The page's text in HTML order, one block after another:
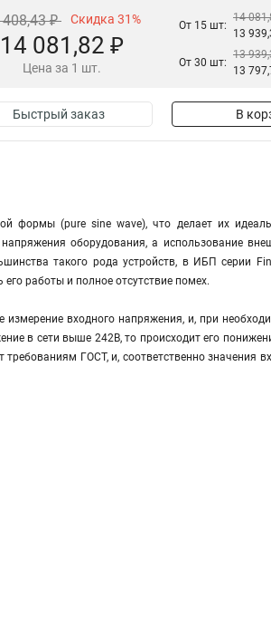
408,43 ₽ Скидка 31%
14 081,82 ₽
Цена за 1 шт.
От 15 шт:
14
13
От 30 шт:
13
13
Быстрый заказ В
формы (pure sine wave), что делает их
оборудования, а использование
такого рода устройств, в ИБП серии
работы и полное отсутствие помех.
входного напряжения, и, при
в сети выше 242В, то происходит его
требованиям ГОСТ, и, соответственно значения